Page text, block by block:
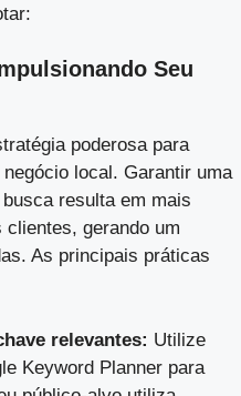
Seu
poderosa para
local. Garantir uma
resulta em mais
gerando um
As principais práticas
relevantes: Utilize
Keyword Planner para